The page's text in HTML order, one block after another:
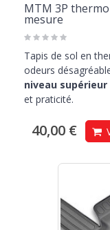
MTM 3P
mesure
Tapis de sol en
odeurs
niveau
et praticité.
40,00 €